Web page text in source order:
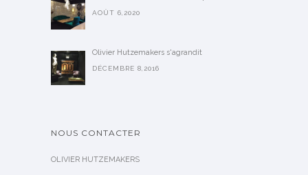
AOÛT 6,2020
Olivier Hutzemakers s'agrandit
DÉCEMBRE 8,2016
NOUS CONTACTER
OLIVIER HUTZEMAKERS